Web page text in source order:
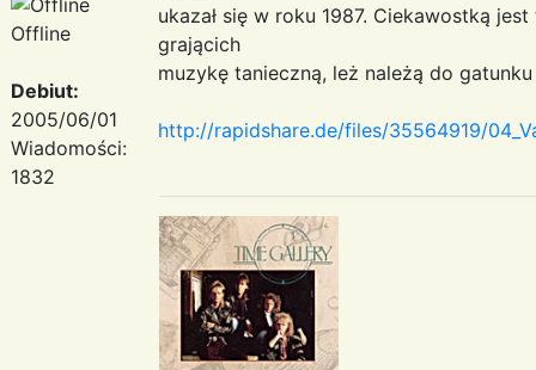
Offline
Debiut:
2005/06/01
Wiadomości:
1832
ukazał się w roku 1987. Ciekawostką
grającich
muzykę tanieczną, leż należą do gatunku
http://rapidshare.de/files/35564919/